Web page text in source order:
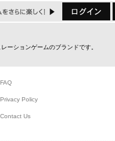
ーションゲームのブランドです。
FAQ
Privacy Policy
Contact Us